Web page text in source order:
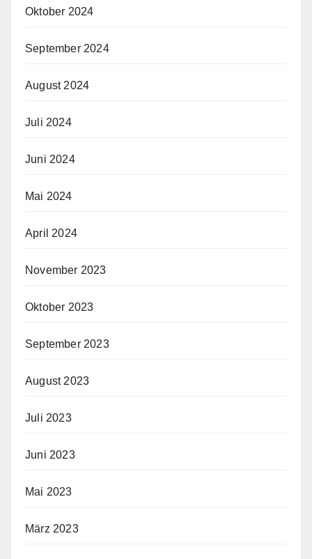
Oktober 2024
September 2024
August 2024
Juli 2024
Juni 2024
Mai 2024
April 2024
November 2023
Oktober 2023
September 2023
August 2023
Juli 2023
Juni 2023
Mai 2023
März 2023